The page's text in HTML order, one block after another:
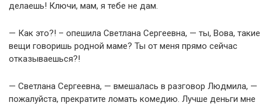
делаешь! Ключи, мам, я тебе не дам.
— Как это?! – опешила Светлана Сергеевна, — ты, Вова, такие
вещи говоришь родной маме? Ты от меня прямо сейчас
отказываешься?!
— Светлана Сергеевна, — вмешалась в разговор Людмила, —
пожалуйста, прекратите ломать комедию. Лучше деньги мне